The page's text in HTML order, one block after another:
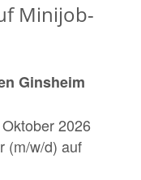
Minijob-
Ginsheim
2026
(m/w/d) auf